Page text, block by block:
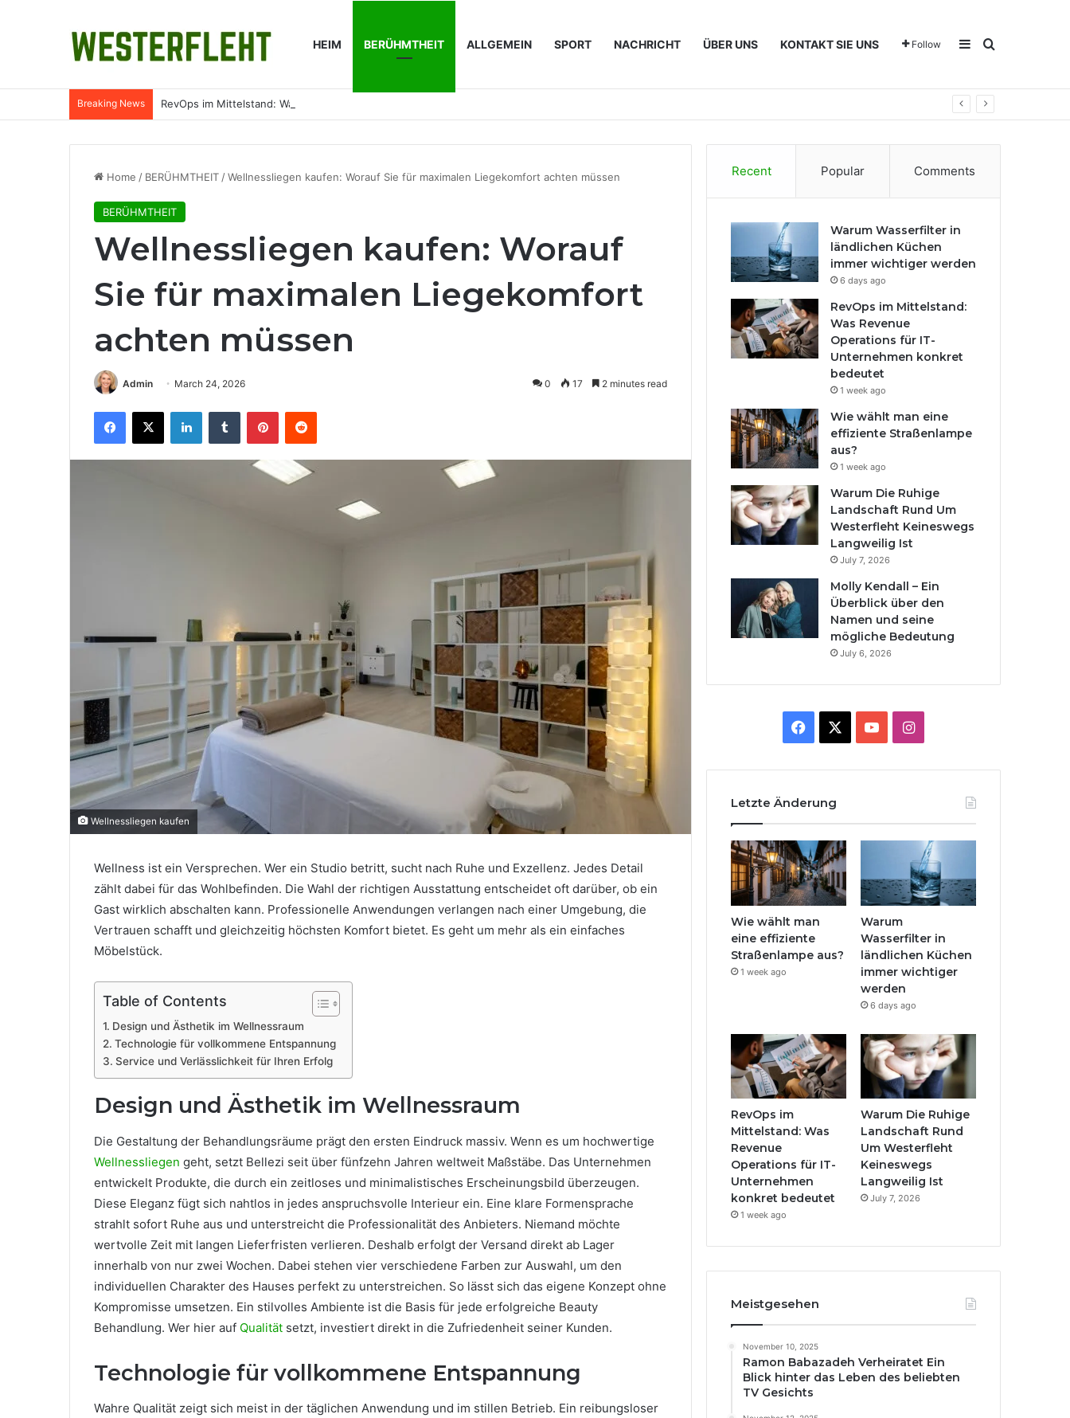
HEIM BERÜHMTHEIT ALLGEMEIN SPORT NACHRICHT ÜBER UNS KONTAKT SIE UNS Follow SidebarSearch for
Breaking News RevOps im Mittelstand: Was Revenue Operations für IT-Unternehmen konkret bedeutet
Home / BERÜHMTHEIT /Wellnessliegen kaufen: Worauf Sie für maximalen Liegekomfort achten müssen
BERÜHMTHEIT
Wellnessliegen kaufen: Worauf
Sie für maximalen Liegekomfort
achten müssen
Admin March 24, 2026 0 17 2 minutes read
Facebook
X LinkedInTumblr PinterestReddit
Wellnessliegen kaufen
Wellness ist ein Versprechen. Wer ein Studio betritt, sucht nach Ruhe und Exzellenz. Jedes Detail
zählt dabei für das Wohlbefinden. Die Wahl der richtigen Ausstattung entscheidet oft darüber, ob ein
Gast wirklich abschalten kann. Professionelle Anwendungen verlangen nach einer Umgebung, die
Vertrauen schafft und gleichzeitig höchsten Komfort bietet. Es geht um mehr als ein einfaches
Möbelstück.
Table of Contents
Design und Ästhetik im Wellnessraum
Technologie für vollkommene Entspannung
Service und Verlässlichkeit für Ihren Erfolg
Design und Ästhetik im Wellnessraum
Die Gestaltung der Behandlungsräume prägt den ersten Eindruck massiv. Wenn es um hochwertige
Wellnessliegen geht, setzt Bellezi seit über fünfzehn Jahren weltweit Maßstäbe. Das Unternehmen
entwickelt Produkte, die durch ein zeitloses und minimalistisches Erscheinungsbild überzeugen.
Diese Eleganz fügt sich nahtlos in jedes anspruchsvolle Interieur ein. Eine klare Formensprache
strahlt sofort Ruhe aus und unterstreicht die Professionalität des Anbieters. Niemand möchte
wertvolle Zeit mit langen Lieferfristen verlieren. Deshalb erfolgt der Versand direkt ab Lager
innerhalb von nur zwei Wochen. Dabei stehen vier verschiedene Farben zur Auswahl, um den
individuellen Charakter des Hauses perfekt zu unterstreichen. So lässt sich das eigene Konzept ohne
Kompromisse umsetzen. Ein stilvolles Ambiente ist die Basis für jede erfolgreiche Beauty
Behandlung. Wer hier auf Qualität setzt, investiert direkt in die Zufriedenheit seiner Kunden.
Technologie für vollkommene Entspannung
Wahre Qualität zeigt sich meist in der täglichen Anwendung und im stillen Betrieb. Ein reibungsloser
Recent Popular Comments
Warum Wasserfilter in
ländlichen Küchen
immer wichtiger werden
6 days ago
RevOps im Mittelstand:
Was Revenue
Operations für IT-
Unternehmen konkret
bedeutet
1 week ago
Wie wählt man eine
effiziente Straßenlampe
aus?
1 week ago
Warum Die Ruhige
Landschaft Rund Um
Westerfleht Keineswegs
Langweilig Ist
July 7, 2026
Molly Kendall – Ein
Überblick über den
Namen und seine
mögliche Bedeutung
July 6, 2026
Facebook YouTubeInstagram
Letzte Änderung
Wie wählt man
eine effiziente
Straßenlampe aus?
1 week ago
Warum
Wasserfilter in
ländlichen Küchen
immer wichtiger
werden
6 days ago
RevOps im
Mittelstand: Was
Revenue
Operations für IT-
Unternehmen
konkret bedeutet
1 week ago
Warum Die Ruhige
Landschaft Rund
Um Westerfleht
Keineswegs
Langweilig Ist
July 7, 2026
Meistgesehen
November 10, 2025
Ramon Babazadeh Verheiratet Ein
Blick hinter das Leben des beliebten
TV Gesichts